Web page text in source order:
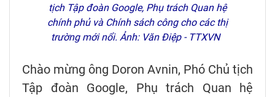
tịch Tập đoàn Google, Phụ trách Quan hệ
chính phủ và Chính sách công cho các thị
trường mới nổi. Ảnh: Văn Điệp - TTXVN
Chào mừng ông Doron Avnin, Phó Chủ tịch
Tập đoàn Google, Phụ trách Quan hệ